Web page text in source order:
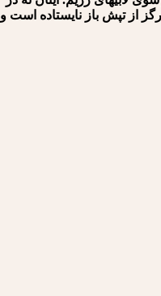
از تپش باز نایستاده است و